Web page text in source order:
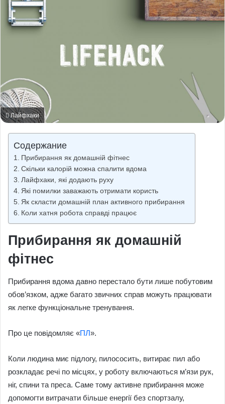
Лайфхаки
Содержание
Прибирання як домашній фітнес
Скільки калорій можна спалити вдома
Лайфхаки, які додають руху
Які помилки заважають отримати користь
Як скласти домашній план активного прибирання
Коли хатня робота справді працює
Прибирання як домашній
фітнес
Прибирання вдома давно перестало бути лише побутовим
обов’язком, адже багато звичних справ можуть працювати
як легке функціональне тренування.
Про це повідомляє «ПЛ».
Коли людина миє підлогу, пилососить, витирає пил або
розкладає речі по місцях, у роботу включаються м’язи рук,
ніг, спини та преса. Саме тому активне прибирання може
допомогти витрачати більше енергії без спортзалу,